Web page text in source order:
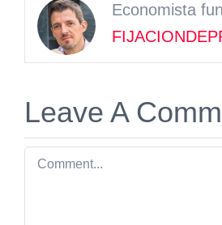
Economista
Leave A
Comment